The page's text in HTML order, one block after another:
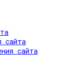
сайта
сайта